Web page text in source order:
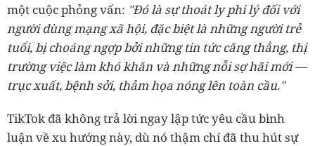
một cuộc phỏng vấn: "Đó là sự thoát ly phi lý đối với
người dùng mạng xã hội, đặc biệt là những người trẻ
tuổi, bị choáng ngợp bởi những tin tức căng thẳng, thị
trường việc làm khó khăn và những nỗi sợ hãi mới —
trục xuất, bệnh sởi, thảm họa nóng lên toàn cầu."
TikTok đã không trả lời ngay lập tức yêu cầu bình
luận về xu hướng này, dù nó thậm chí đã thu hút sự